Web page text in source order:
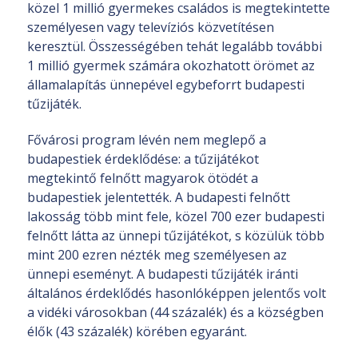
közel 1 millió gyermekes családos is megtekintette
személyesen vagy televíziós közvetítésen
keresztül. Összességében tehát legalább további
1 millió gyermek számára okozhatott örömet az
államalapítás ünnepével egybeforrt budapesti
tűzijáték.
Fővárosi program lévén nem meglepő a
budapestiek érdeklődése: a tűzijátékot
megtekintő felnőtt magyarok ötödét a
budapestiek jelentették. A budapesti felnőtt
lakosság több mint fele, közel 700 ezer budapesti
felnőtt látta az ünnepi tűzijátékot, s közülük több
mint 200 ezren nézték meg személyesen az
ünnepi eseményt. A budapesti tűzijáték iránti
általános érdeklődés hasonlóképpen jelentős volt
a vidéki városokban (44 százalék) és a községben
élők (43 százalék) körében egyaránt.